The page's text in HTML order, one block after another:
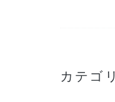
カテゴ